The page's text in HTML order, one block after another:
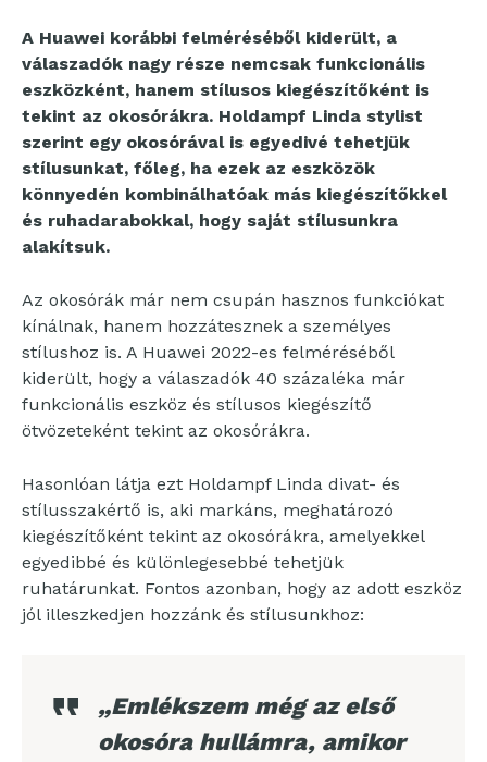
A Huawei korábbi felméréséből kiderült, a
válaszadók nagy része nemcsak funkcionális
eszközként, hanem stílusos kiegészítőként is
tekint az okosórákra. Holdampf Linda stylist
szerint egy okosórával is egyedivé tehetjük
stílusunkat, főleg, ha ezek az eszközök
könnyedén kombinálhatóak más kiegészítőkkel
és ruhadarabokkal, hogy saját stílusunkra
alakítsuk.
Az okosórák már nem csupán hasznos funkciókat
kínálnak, hanem hozzátesznek a személyes
stílushoz is. A Huawei 2022-es felméréséből
kiderült, hogy a válaszadók 40 százaléka már
funkcionális eszköz és stílusos kiegészítő
ötvözeteként tekint az okosórákra.
Hasonlóan látja ezt Holdampf Linda divat- és
stílusszakértő is, aki markáns, meghatározó
kiegészítőként tekint az okosórákra, amelyekkel
egyedibbé és különlegesebbé tehetjük
ruhatárunkat. Fontos azonban, hogy az adott eszköz
jól illeszkedjen hozzánk és stílusunkhoz:
„Emlékszem még az első
okosóra hullámra, amikor